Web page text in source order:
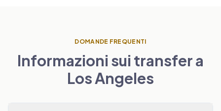
DOMANDE FREQUENTI
Informazioni sui transfer a
Los Angeles